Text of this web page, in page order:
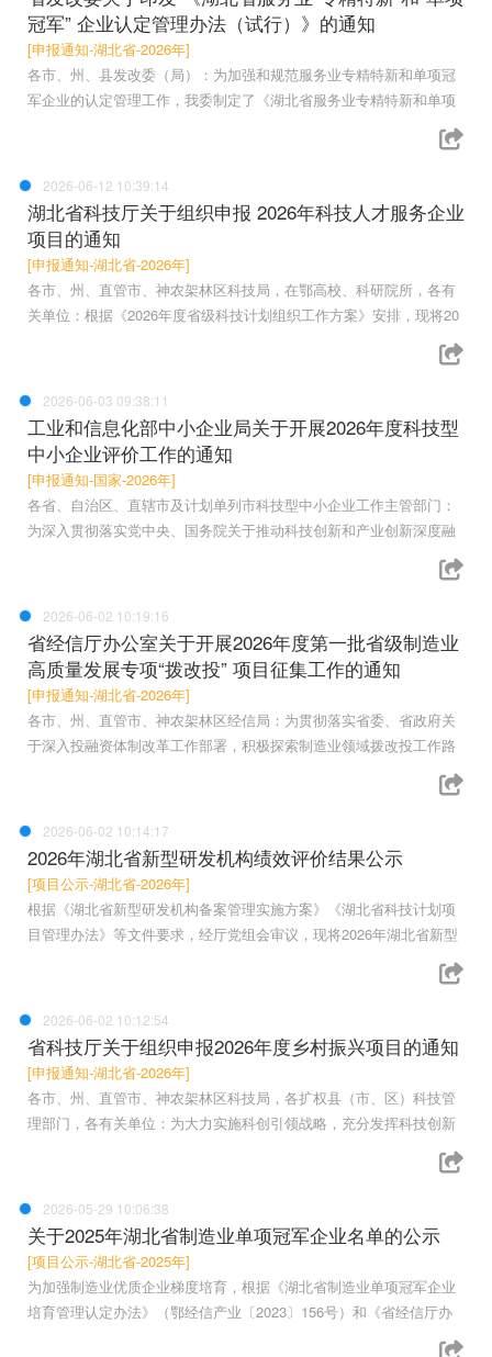
冠军” 企业认定管理办法（试行）》的通知
[申报通知-湖北省-2026年]
各市、州、县发改委（局）：为加强和规范服务业专精特新和单项冠
军企业的认定管理工作，我委制定了《湖北省服务业专精特新和单项
2026-06-12 10:39:14
湖北省科技厅关于组织申报 2026年科技人才服务企业
项目的通知
[申报通知-湖北省-2026年]
各市、州、直管市、神农架林区科技局，在鄂高校、科研院所，各有
关单位：根据《2026年度省级科技计划组织工作方案》安排，现将20
2026-06-03 09:38:11
工业和信息化部中小企业局关于开展2026年度科技型
中小企业评价工作的通知
[申报通知-国家-2026年]
各省、自治区、直辖市及计划单列市科技型中小企业工作主管部门：
为深入贯彻落实党中央、国务院关于推动科技创新和产业创新深度融
2026-06-02 10:19:16
省经信厅办公室关于开展2026年度第一批省级制造业
高质量发展专项“拨改投” 项目征集工作的通知
[申报通知-湖北省-2026年]
各市、州、直管市、神农架林区经信局：为贯彻落实省委、省政府关
于深入投融资体制改革工作部署，积极探索制造业领域拨改投工作路
2026-06-02 10:14:17
2026年湖北省新型研发机构绩效评价结果公示
[项目公示-湖北省-2026年]
根据《湖北省新型研发机构备案管理实施方案》《湖北省科技计划项
目管理办法》等文件要求，经厅党组会审议，现将2026年湖北省新型
2026-06-02 10:12:54
省科技厅关于组织申报2026年度乡村振兴项目的通知
[申报通知-湖北省-2026年]
各市、州、直管市、神农架林区科技局，各扩权县（市、区）科技管
理部门，各有关单位：为大力实施科创引领战略，充分发挥科技创新
2026-05-29 10:06:38
关于2025年湖北省制造业单项冠军企业名单的公示
[项目公示-湖北省-2025年]
为加强制造业优质企业梯度培育，根据《湖北省制造业单项冠军企业
培育管理认定办法》（鄂经信产业〔2023〕156号）和《省经信厅办